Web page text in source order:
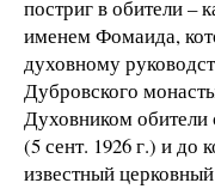
постриг в обители –
именем Фомаида,
духовному
Дубровского
Духовником обители
(5 сент. 1926 г.) и до
известный